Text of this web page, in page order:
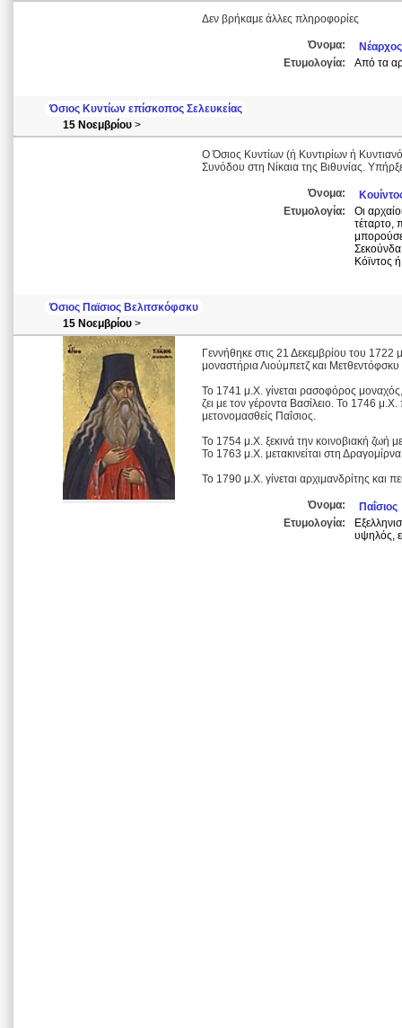
Δεν βρήκαμε άλλες πληροφορίες
Όνομα:
Νέαρχος
Ετυμολογία:
Από τα
Όσιος Κυντίων επίσκοπος Σελευκείας
15 Νοεμβρίου >
Ο Όσιος Κυντίων (ή Κυντιρίων ή
Συνόδου στη Νίκαια της Βιθυνίας.
Όνομα:
Ετυμολογία:
Οι
τέταρτο,
Κόϊντος
Όσιος Παϊσιος Βελιτσκόφσκυ
15 Νοεμβρίου >
Γεννήθηκε στις 21 Δεκεμβρίου του
μοναστήρια Λιούμπετζ και
Το 1741 μ.Χ. γίνεται ρασοφόρος
ζει με τον γέροντα Βασίλειο. Το 1746
μετονομασθείς Παΐσιος.
Το 1754 μ.Χ. ξεκινά την κοινοβιακή ζωή
Το 1763 μ.Χ. μετακινείται στη
Το 1790 μ.Χ. γίνεται αρχιμανδρίτης και
Όνομα:
Παΐσιος
Ετυμολογία:
υψηλός,